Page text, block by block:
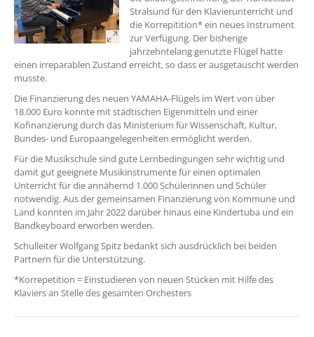
Stralsund für den Klavierunterricht und
die Korrepitition* ein neues Instrument
zur Verfügung. Der bisherige
jahrzehntelang genutzte Flügel hatte
einen irreparablen Zustand erreicht, so dass er ausgetauscht werden
musste.
Die Finanzierung des neuen YAMAHA-Flügels im Wert von über
18.000 Euro konnte mit städtischen Eigenmitteln und einer
Kofinanzierung durch das Ministerium für Wissenschaft, Kultur,
Bundes- und Europaangelegenheiten ermöglicht werden.
Für die Musikschule sind gute Lernbedingungen sehr wichtig und
damit gut geeignete Musikinstrumente für einen optimalen
Unterricht für die annähernd 1.000 Schülerinnen und Schüler
notwendig. Aus der gemeinsamen Finanzierung von Kommune und
Land konnten im Jahr 2022 darüber hinaus eine Kindertuba und ein
Bandkeyboard erworben werden.
Schulleiter Wolfgang Spitz bedankt sich ausdrücklich bei beiden
Partnern für die Unterstützung.
*Korrepetition = Einstudieren von neuen Stücken mit Hilfe des
Klaviers an Stelle des gesamten Orchesters